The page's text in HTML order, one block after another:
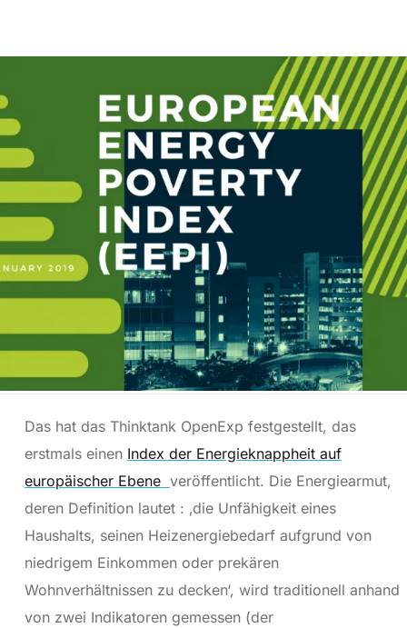
Das hat das Thinktank OpenExp festgestellt, das
erstmals einen Index der Energieknappheit auf
europäischer Ebene veröffentlicht. Die Energiearmut,
deren Definition lautet : ‚die Unfähigkeit eines
Haushalts, seinen Heizenergiebedarf aufgrund von
niedrigem Einkommen oder prekären
Wohnverhältnissen zu decken‘, wird traditionell anhand
von zwei Indikatoren gemessen (der